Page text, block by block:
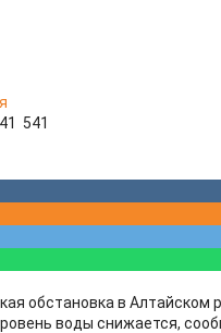
541
обстановка в Алтайском
воды снижается,